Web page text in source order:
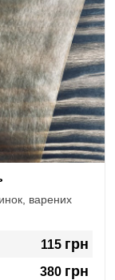
варених
115 грн
380 грн